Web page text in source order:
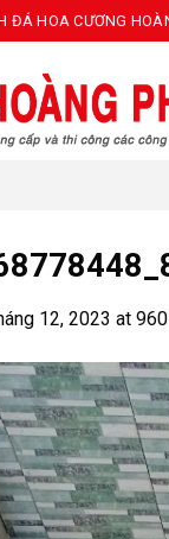
ĐÁ HOA CƯƠNG
12, 2023 at